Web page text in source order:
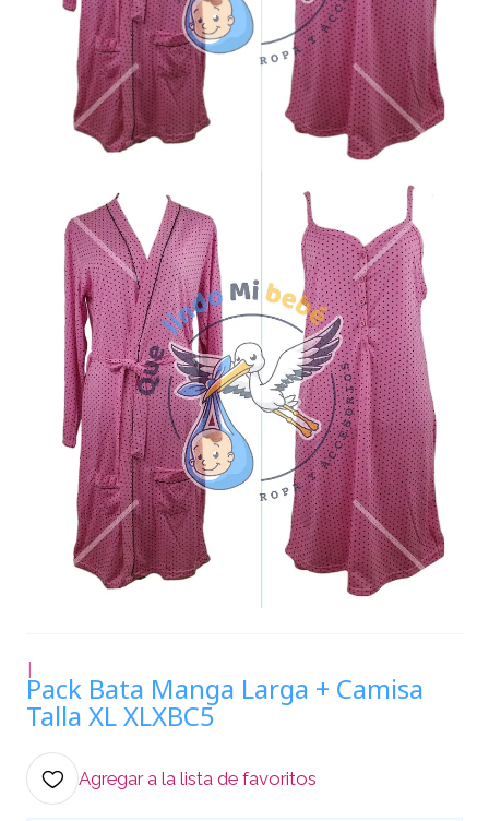
|
Pack Bata Manga Larga + Camisa
Talla XL XLXBC5
Agregar a la lista de favoritos